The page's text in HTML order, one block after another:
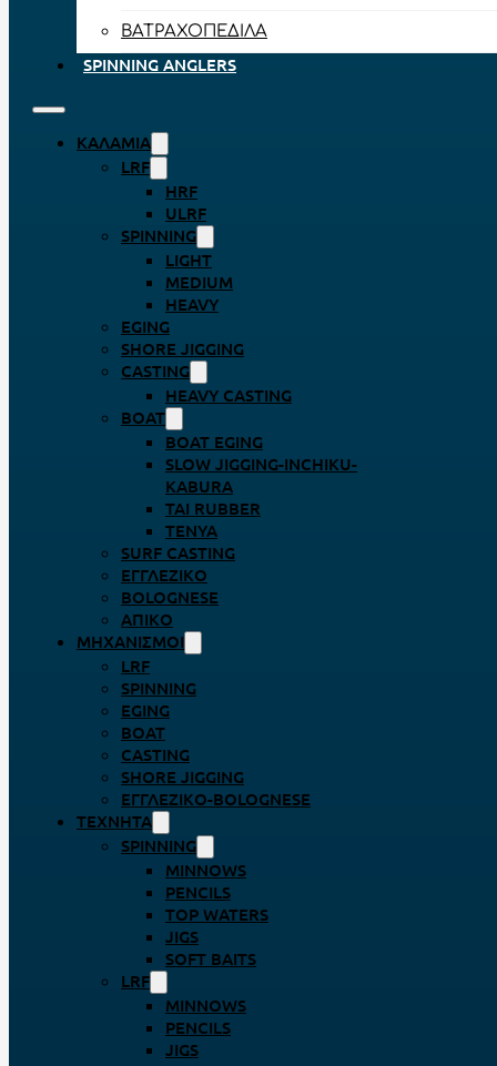
ΒΑΤΡΑΧΟΠΈΔΙΛΑ
SPINNING ANGLERS
ΚΑΛΆΜΙΑ
LRF
HRF
ULRF
SPINNING
LIGHT
MEDIUM
HEAVY
EGING
SHORE JIGGING
CASTING
HEAVY CASTING
BOAT
BOAT EGING
SLOW JIGGING-INCHIKU-
KABURA
TAI RUBBER
TENYA
SURF CASTING
ΕΓΓΛΈΖΙΚΟ
BOLOGNESE
ΑΠΊΚΟ
ΜΗΧΑΝΙΣΜΟΊ
LRF
SPINNING
EGING
BOAT
CASTING
SHORE JIGGING
ΕΓΓΛΈΖΙΚΟ-BOLOGNESE
ΤΕΧΝΗΤΆ
SPINNING
MINNOWS
PENCILS
TOP WATERS
JIGS
SOFT BAITS
LRF
MINNOWS
PENCILS
JIGS